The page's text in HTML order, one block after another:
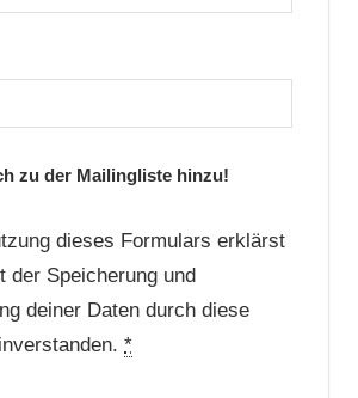
zu der Mailingliste hinzu!
dieses Formulars erklärst
der Speicherung und
deiner Daten durch diese
*